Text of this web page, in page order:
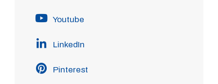
Youtube
LinkedIn
Pinterest